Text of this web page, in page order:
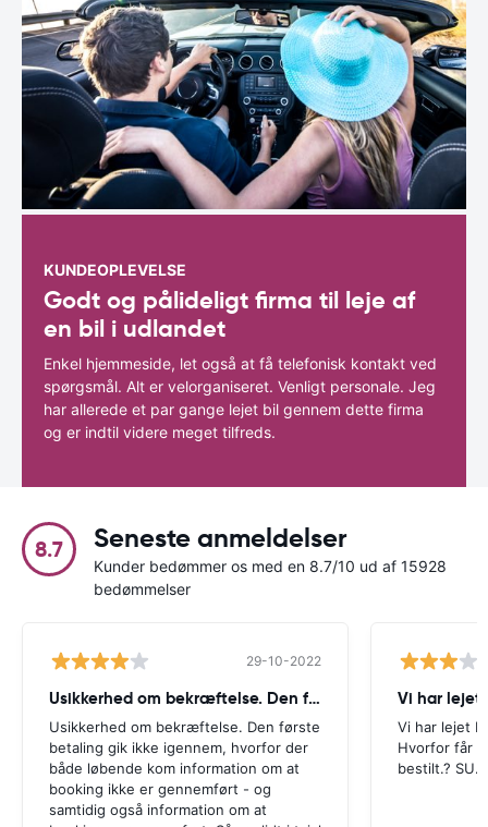
KUNDEOPLEVELSE
Godt og pålideligt firma til leje af
en bil i udlandet
Enkel hjemmeside, let også at få telefonisk kontakt ved
spørgsmål. Alt er velorganiseret. Venligt personale. Jeg
har allerede et par gange lejet bil gennem dette firma
og er indtil videre meget tilfreds.
8.7 Seneste anmeldelser
Kunder bedømmer os med en 8.7/10 ud af 15928
bedømmelser
29-10-2022
Usikkerhed om bekræftelse. Den første
Usikkerhed om bekræftelse. Den første
betaling gik ikke igennem, hvorfor der
både løbende kom information om at
booking ikke er gennemført - og
samtidig også information om at
Vi har lejet
Vi har lejet
Hvorfor får
bestilt.? SU.